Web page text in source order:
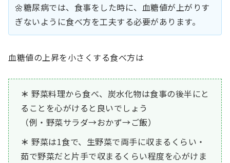
🌼糖尿病では、食事をした時に、血糖値が上がりす
ぎないように食べ方を工夫する必要があります。
血糖値の上昇を小さくする食べ方は
野菜料理から食べ、炭水化物は食事の後半にと
ることを心がけると良いでしょう
（例・野菜サラダ→おかず→ご飯）
野菜は1食で、生野菜で両手に収まるくらい・
茹で野菜だと片手で収まるくらい程度を心がけま